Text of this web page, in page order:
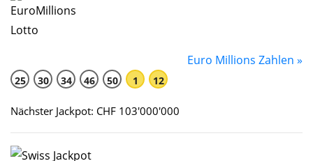
Euro Millions Zahlen »
25 30 34 46 50 1 12
Nächster Jackpot: CHF 103'000'000